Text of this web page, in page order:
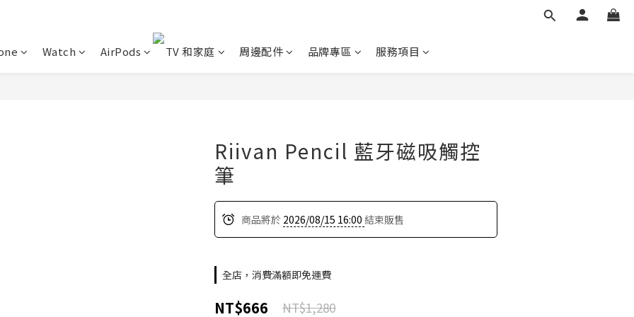
Watch AirPods TV 和家庭 周邊配件 品牌專區 服務項目
Riivan Pencil 藍牙磁吸觸控
筆
商品將於 2026/08/15 16:00 結束販售
全店，消費滿額即免運費
NT$666 NT$1,280